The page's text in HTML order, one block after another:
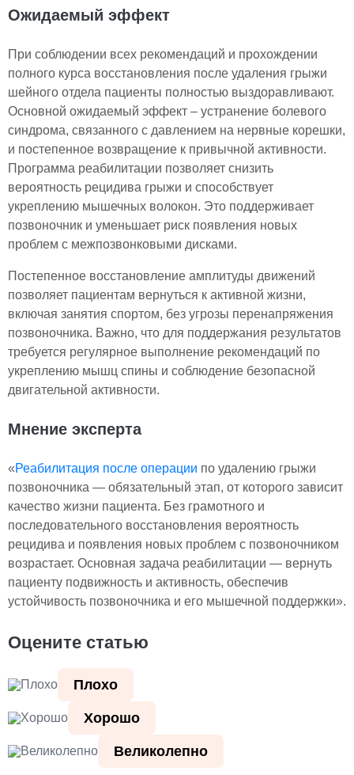
Ожидаемый эффект
При соблюдении всех рекомендаций и прохождении
полного курса восстановления после удаления грыжи
шейного отдела пациенты полностью выздоравливают.
Основной ожидаемый эффект – устранение болевого
синдрома, связанного с давлением на нервные корешки,
и постепенное возвращение к привычной активности.
Программа реабилитации позволяет снизить
вероятность рецидива грыжи и способствует
укреплению мышечных волокон. Это поддерживает
позвоночник и уменьшает риск появления новых
проблем с межпозвонковыми дисками.
Постепенное восстановление амплитуды движений
позволяет пациентам вернуться к активной жизни,
включая занятия спортом, без угрозы перенапряжения
позвоночника. Важно, что для поддержания результатов
требуется регулярное выполнение рекомендаций по
укреплению мышц спины и соблюдение безопасной
двигательной активности.
Мнение эксперта
«Реабилитация после операции по удалению грыжи
позвоночника — обязательный этап, от которого зависит
качество жизни пациента. Без грамотного и
последовательного восстановления вероятность
рецидива и появления новых проблем с позвоночником
возрастает. Основная задача реабилитации — вернуть
пациенту подвижность и активность, обеспечив
устойчивость позвоночника и его мышечной поддержки».
Оцените статью
Плохо
Хорошо
Великолепно